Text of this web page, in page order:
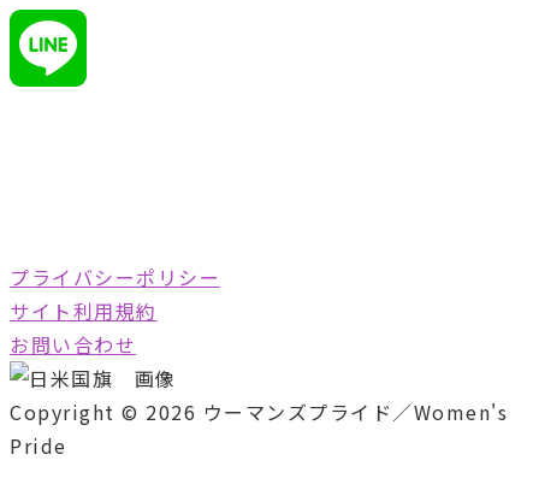
プライバシーポリシー
サイト利用規約
お問い合わせ
Copyright © 2026 ウーマンズプライド／Women's
Pride